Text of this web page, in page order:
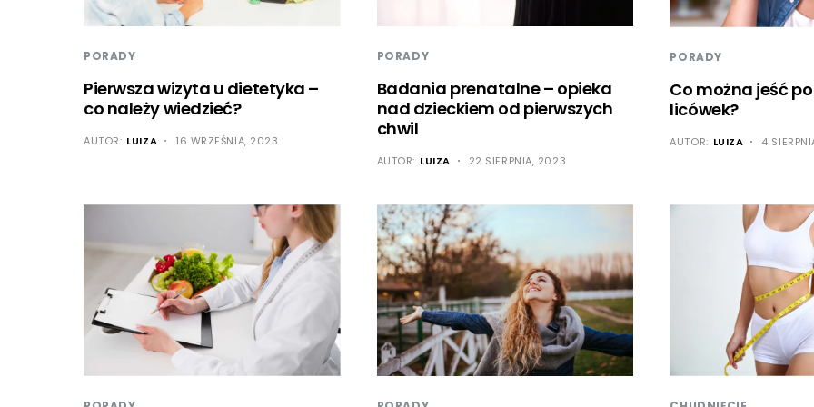
PORADY
Pierwsza wizyta u dietetyka –
co należy wiedzieć?
AUTOR: LUIZA 16 WRZEŚNIA, 2023
PORADY
Badania prenatalne – opieka
nad dzieckiem od pierwszych
chwil
AUTOR: LUIZA 22 SIERPNIA, 2023
PORADY
Co można jeść
licówek?
AUTOR: LUIZA 4